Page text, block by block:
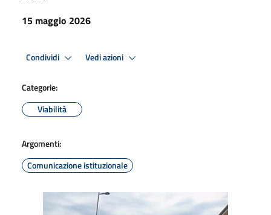
15 maggio 2026
Condividi Vedi azioni
Categorie:
Viabilità
Argomenti:
Comunicazione istituzionale